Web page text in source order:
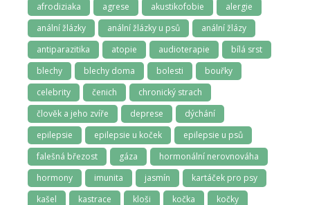
afrodiziaka agrese akustikofobie
alergie
anální žlázky
anální žlázky u psů
anální žlázy
antiparazitika
atopie audioterapie
bílá srst
blechy
blechy doma bolesti
bouřky
celebrity
čenich
chronický strach
člověk a jeho zvíře
deprese
dýchání
epilepsie
epilepsie u koček
epilepsie u psů
falešná březost
gáza
hormonální nerovnováha
hormony
imunita jasmín
kartáček pro psy
kašel
kastrace kloši kočka
kočky